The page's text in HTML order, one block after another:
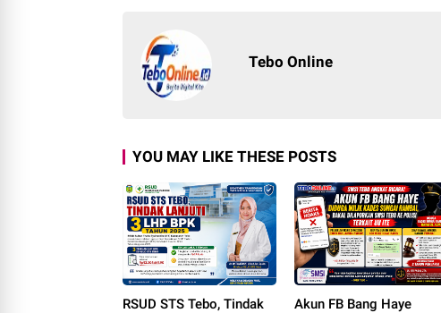
Tebo Online
YOU MAY LIKE THESE POSTS
RSUD STS Tebo, Tindak Akun FB Bang Haye